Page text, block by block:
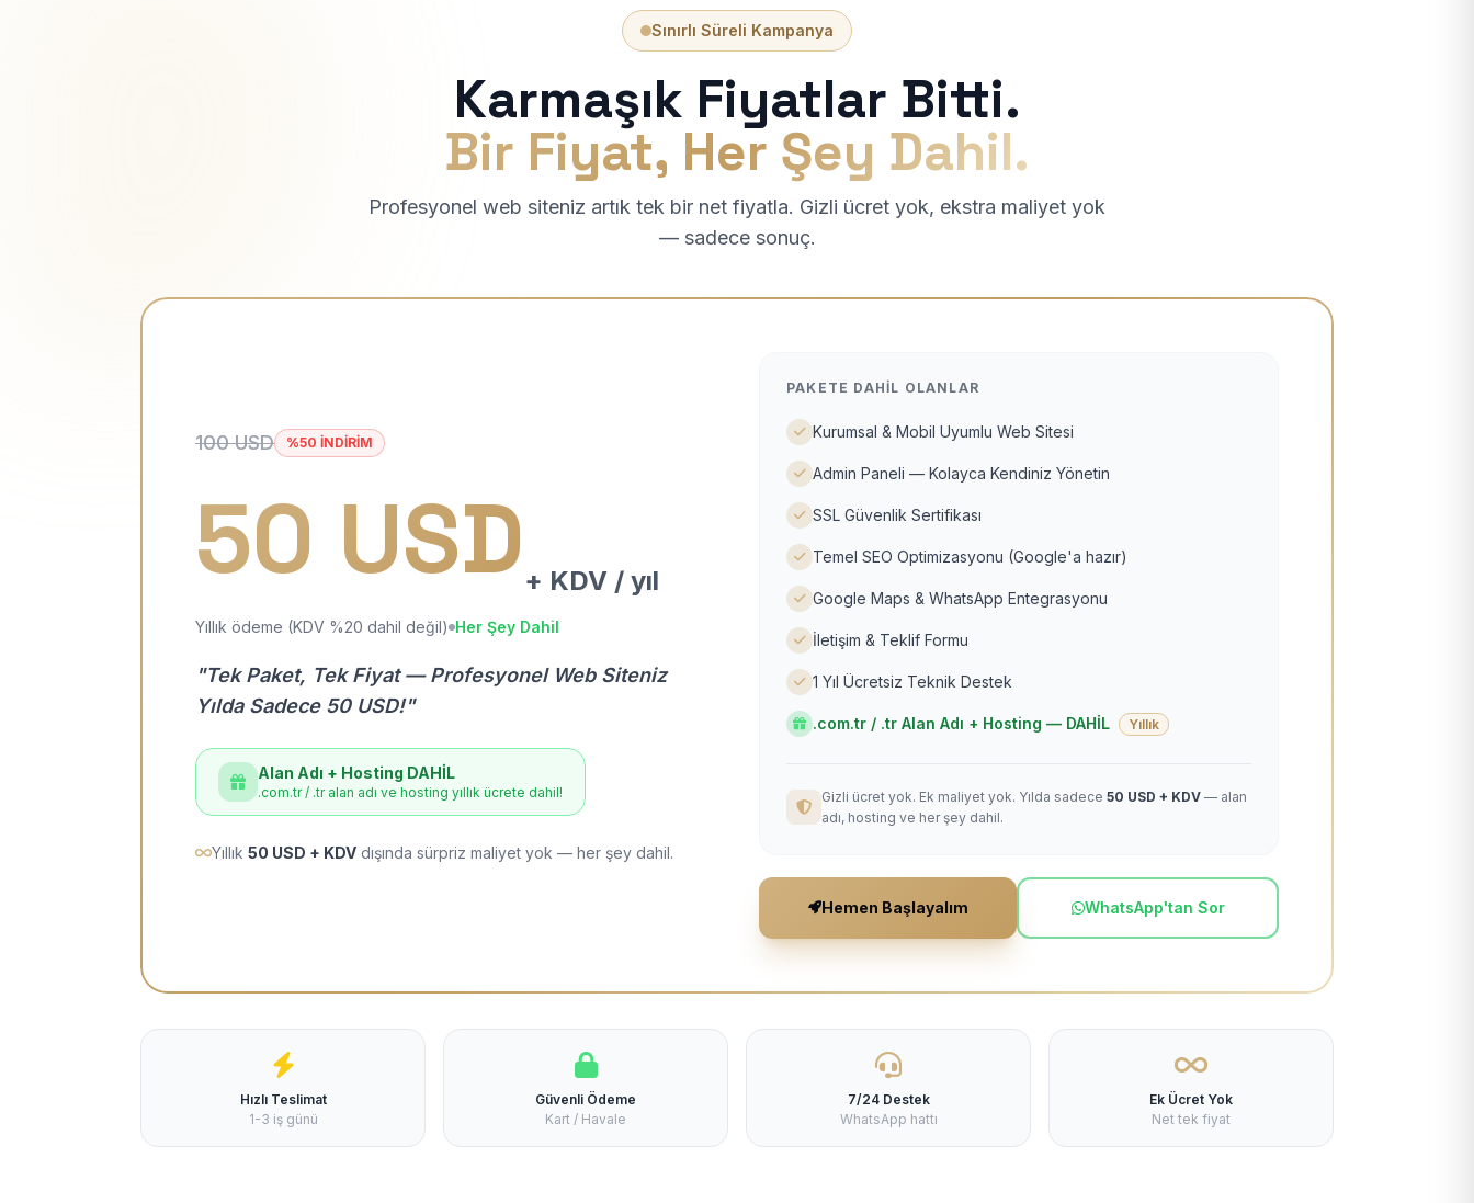
Sınırlı Süreli Kampanya
Karmaşık Fiyatlar Bitti.
Bir Fiyat, Her Şey Dahil.
Profesyonel web siteniz artık tek bir net fiyatla. Gizli ücret yok, ekstra maliyet yok
— sadece sonuç.
100 USD %50 İNDİRİM
50 USD + KDV / yıl
Yıllık ödeme (KDV %20 dahil değil) Her Şey Dahil
"Tek Paket, Tek Fiyat — Profesyonel Web Siteniz
Yılda Sadece 50 USD!"
Alan Adı + Hosting DAHİL
.com.tr / .tr alan adı ve hosting yıllık ücrete dahil!
Yıllık 50 USD + KDV dışında sürpriz maliyet yok — her şey dahil.
PAKETE DAHIL OLANLAR
Kurumsal & Mobil Uyumlu Web Sitesi
Admin Paneli — Kolayca Kendiniz Yönetin
SSL Güvenlik Sertifikası
Temel SEO Optimizasyonu (Google'a hazır)
Google Maps & WhatsApp Entegrasyonu
İletişim & Teklif Formu
1 Yıl Ücretsiz Teknik Destek
.com.tr / .tr Alan Adı + Hosting — DAHİL Yıllık
Gizli ücret yok. Ek maliyet yok. Yılda sadece 50 USD + KDV — alan
adı, hosting ve her şey dahil.
Hemen Başlayalım WhatsApp'tan Sor
Hızlı Teslimat
1-3 iş günü
Güvenli Ödeme
Kart / Havale
7/24 Destek
WhatsApp hattı
Ek Ücret Yok
Net tek fiyat